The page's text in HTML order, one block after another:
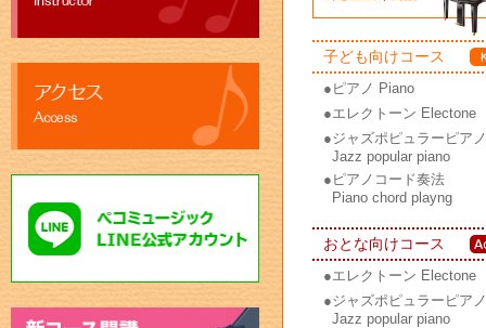
子ども向けコース
● ピアノ Piano
● エレクトーン Electone
●ジャズポピュラーピア
Jazz popular piano
● ピアノコード奏法
Piano chord playng
おとな向けコース
● エレクトーン Electone
●ジャズポピュラーピア
Jazz popular piano